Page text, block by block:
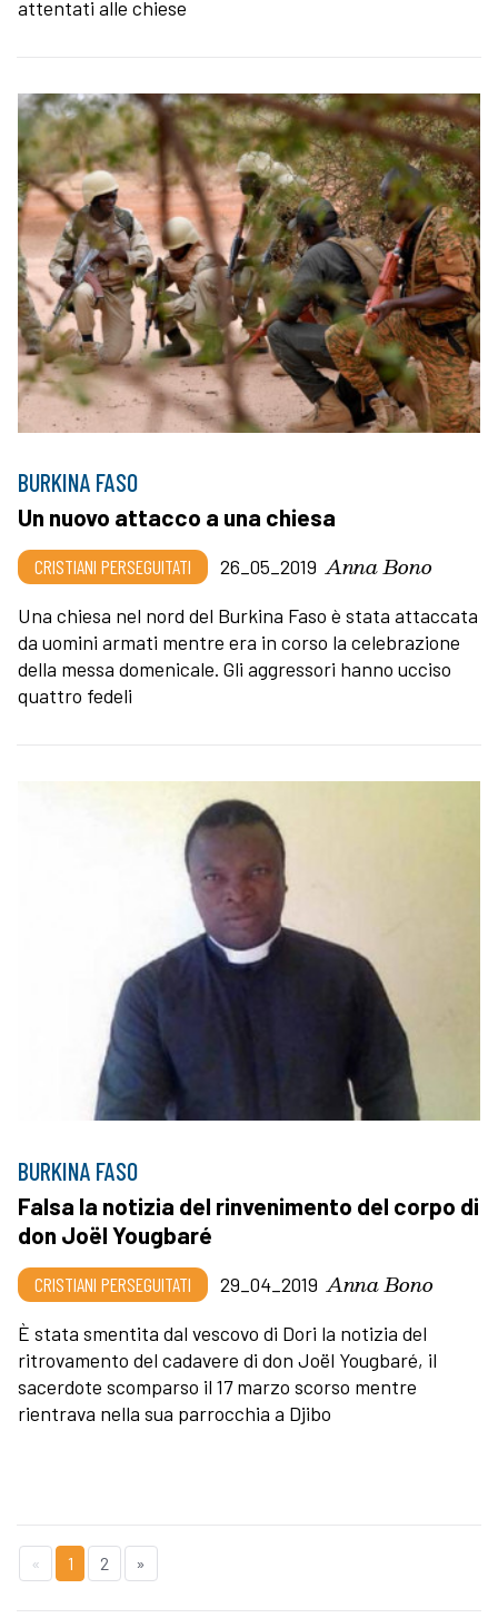
attentati alle chiese
BURKINA FASO
Un nuovo attacco a una chiesa
CRISTIANI PERSEGUITATI 26_05_2019 Anna Bono
Una chiesa nel nord del Burkina Faso è stata attaccata
da uomini armati mentre era in corso la celebrazione
della messa domenicale. Gli aggressori hanno ucciso
quattro fedeli
BURKINA FASO
Falsa la notizia del rinvenimento del corpo di
don Joël Yougbaré
CRISTIANI PERSEGUITATI 29_04_2019 Anna Bono
È stata smentita dal vescovo di Dori la notizia del
ritrovamento del cadavere di don Joël Yougbaré, il
sacerdote scomparso il 17 marzo scorso mentre
rientrava nella sua parrocchia a Djibo
« 1 2 »